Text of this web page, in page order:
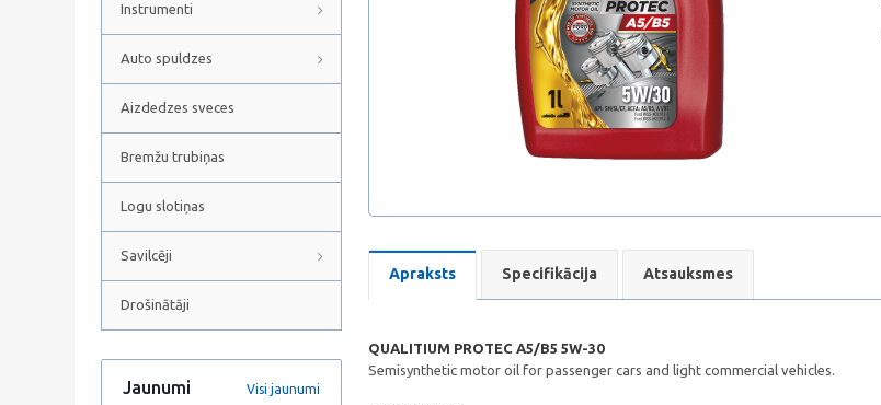
Instrumenti
Auto spuldzes
Aizdedzes sveces
Bremžu trubiņas
Logu slotiņas
Savilcēji
Drošinātāji
Jaunumi Visi jaunumi
Apraksts Specifikācija Atsauksmes
QUALITIUM PROTEC A5/B5 5W-30
Semisynthetic motor oil for passenger cars and light commercial vehicles.